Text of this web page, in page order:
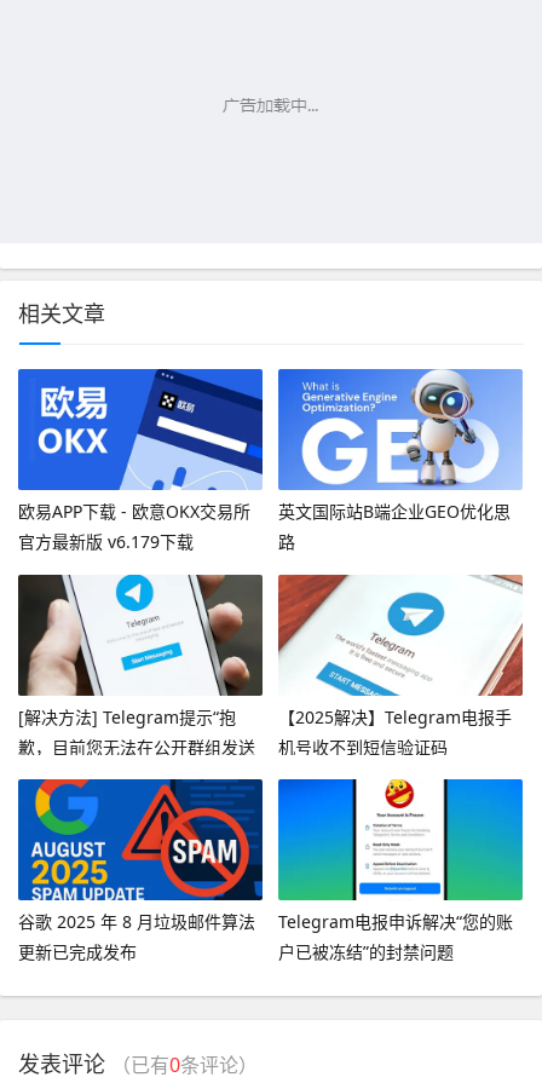
相关文章
欧易APP下载 - 欧意OKX交易所
官方最新版 v6.179下载
英文国际站B端企业GEO优化思
路
[解决方法] Telegram提示“抱
歉，目前您无法在公开群组发送
消息”
【2025解决】Telegram电报手
机号收不到短信验证码
谷歌 2025 年 8 月垃圾邮件算法
更新已完成发布
Telegram电报申诉解决“您的账
户已被冻结”的封禁问题
发表评论 （已有0条评论）